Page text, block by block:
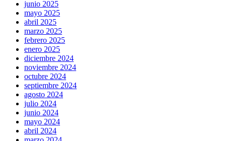
junio 2025
mayo 2025
abril 2025
marzo 2025
febrero 2025
enero 2025
diciembre 2024
noviembre 2024
octubre 2024
septiembre 2024
agosto 2024
julio 2024
junio 2024
mayo 2024
abril 2024